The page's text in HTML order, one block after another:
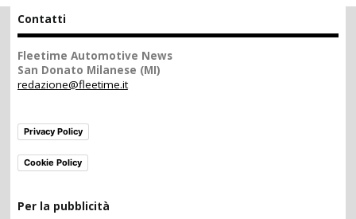
Contatti
Fleetime Automotive News
San Donato Milanese (MI)
redazione@fleetime.it
Privacy Policy
Cookie Policy
Per la pubblicità